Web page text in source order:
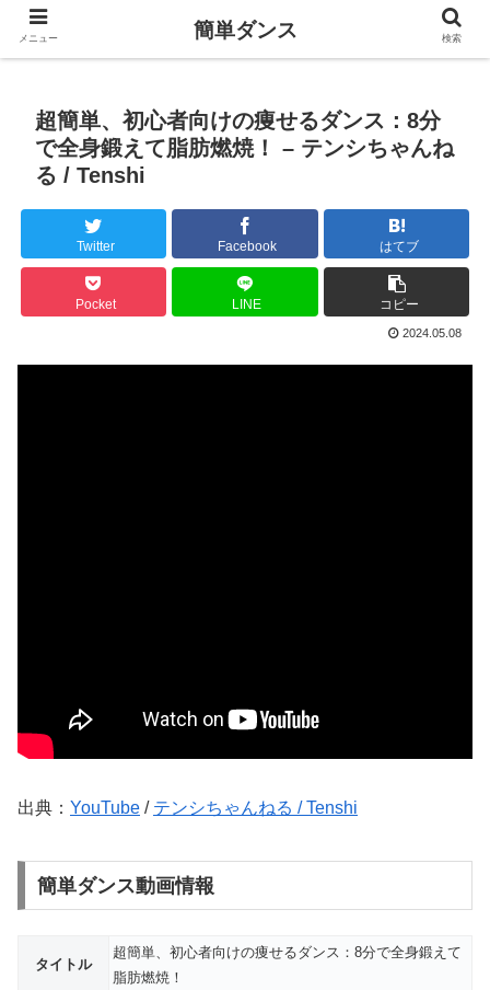
超簡単、初心者向けの痩せるダンス：8分
で全身鍛えて脂肪燃焼！ – テンシちゃんね
る / Tenshi
Twitter Facebook はてブ
Pocket LINE コピー
2024.05.08
出典： YouTube / テンシちゃんねる / Tenshi
簡単ダンス動画情報
タイトル
超簡単、初心者向けの痩せるダンス：8分で全身鍛えて
脂肪燃焼！
メニュー 簡単ダンス 検索